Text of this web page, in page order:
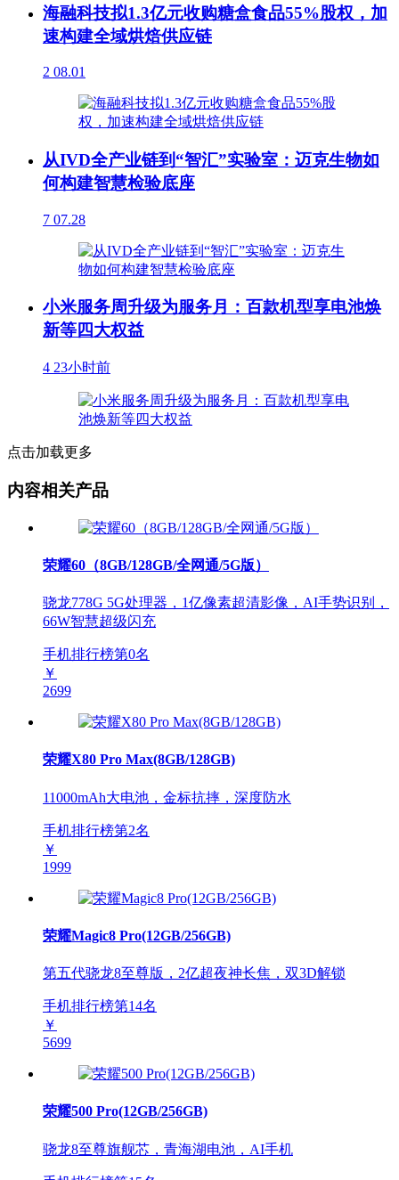
海融科技拟1.3亿元收购糖盒食品55%股权，加
速构建全域烘焙供应链
2 08.01
从IVD全产业链到“智汇”实验室：迈克生物如
何构建智慧检验底座
7 07.28
小米服务周升级为服务月：百款机型享电池焕
新等四大权益
4 23小时前
点击加载更多
内容相关产品
荣耀60（8GB/128GB/全网通/5G版）
骁龙778G 5G处理器，1亿像素超清影像，AI手势识别，
66W智慧超级闪充
手机排行榜第0名
￥
2699
荣耀X80 Pro Max(8GB/128GB)
11000mAh大电池，金标抗摔，深度防水
手机排行榜第2名
￥
1999
荣耀Magic8 Pro(12GB/256GB)
第五代骁龙8至尊版，2亿超夜神长焦，双3D解锁
手机排行榜第14名
￥
5699
荣耀500 Pro(12GB/256GB)
骁龙8至尊旗舰芯，青海湖电池，AI手机